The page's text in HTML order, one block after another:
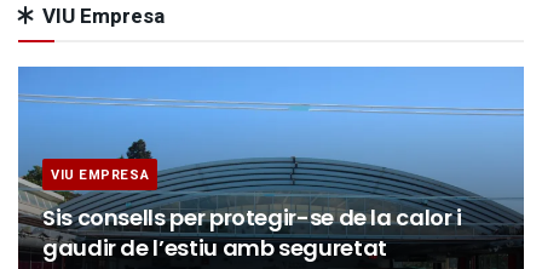
VIU Empresa
VIU EMPRESA
Sis consells per protegir-se de la calor i
gaudir de l’estiu amb seguretat